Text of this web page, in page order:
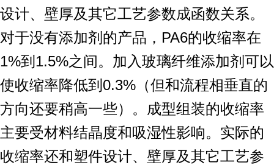
设计、壁厚及其它工艺参数成函数关系。
对于没有添加剂的产品，PA6的收缩率在
1%到1.5%之间。加入玻璃纤维添加剂可以
使收缩率降低到0.3%（但和流程相垂直的
方向还要稍高一些）。成型组装的收缩率
主要受材料结晶度和吸湿性影响。实际的
收缩率还和塑件设计、壁厚及其它工艺参